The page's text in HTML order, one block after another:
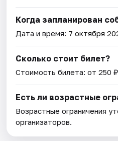
Когда запланирован
Дата и время: 7 октября
Сколько стоит билет?
Стоимость билета: от 250
Есть ли возрастные
Возрастные ограничения
организаторов.